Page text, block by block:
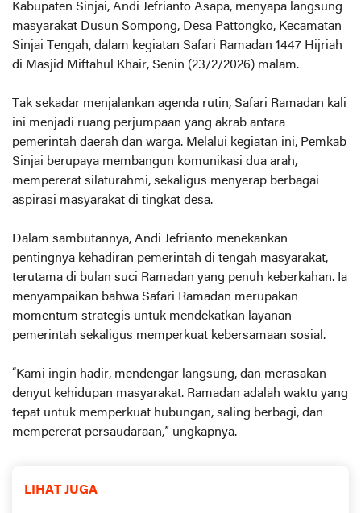
Kabupaten Sinjai, Andi Jefrianto Asapa, menyapa langsung
masyarakat Dusun Sompong, Desa Pattongko, Kecamatan
Sinjai Tengah, dalam kegiatan Safari Ramadan 1447 Hijriah
di Masjid Miftahul Khair, Senin (23/2/2026) malam.
Tak sekadar menjalankan agenda rutin, Safari Ramadan kali
ini menjadi ruang perjumpaan yang akrab antara
pemerintah daerah dan warga. Melalui kegiatan ini, Pemkab
Sinjai berupaya membangun komunikasi dua arah,
mempererat silaturahmi, sekaligus menyerap berbagai
aspirasi masyarakat di tingkat desa.
Dalam sambutannya, Andi Jefrianto menekankan
pentingnya kehadiran pemerintah di tengah masyarakat,
terutama di bulan suci Ramadan yang penuh keberkahan. Ia
menyampaikan bahwa Safari Ramadan merupakan
momentum strategis untuk mendekatkan layanan
pemerintah sekaligus memperkuat kebersamaan sosial.
“Kami ingin hadir, mendengar langsung, dan merasakan
denyut kehidupan masyarakat. Ramadan adalah waktu yang
tepat untuk memperkuat hubungan, saling berbagi, dan
mempererat persaudaraan,” ungkapnya.
LIHAT JUGA